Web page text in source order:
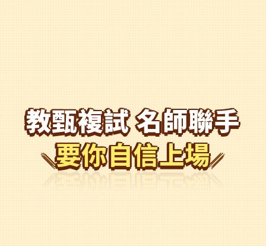
教甄複試 名師聯手
要你自信上場